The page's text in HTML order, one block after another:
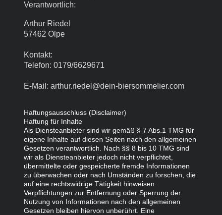
Verantwortlich:
Arthur Riedel
57462 Olpe
Kontakt:
Telefon: 0179/6629671
E-Mail: arthur.riedel@dein-biersommelier.com
Haftungsausschluss (Disclaimer)
Haftung für Inhalte
Als Diensteanbieter sind wir gemäß § 7 Abs.1 TMG für
eigene Inhalte auf diesen Seiten nach den allgemeinen
Gesetzen verantwortlich. Nach §§ 8 bis 10 TMG sind
wir als Diensteanbieter jedoch nicht verpflichtet,
übermittelte oder gespeicherte fremde Informationen
zu überwachen oder nach Umständen zu forschen, die
auf eine rechtswidrige Tätigkeit hinweisen.
Verpflichtungen zur Entfernung oder Sperrung der
Nutzung von Informationen nach den allgemeinen
Gesetzen bleiben hiervon unberührt. Eine